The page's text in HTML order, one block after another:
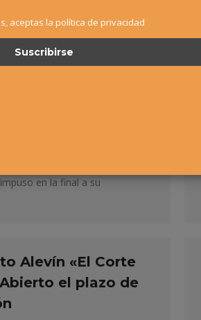
en la final a su
Alevín «El Corte
el plazo de
aceptas la política de privacidad